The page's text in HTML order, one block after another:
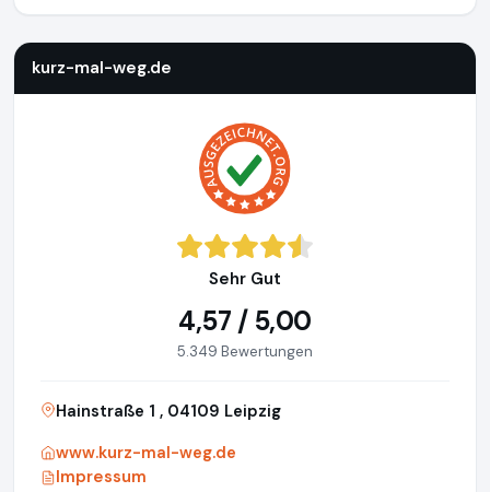
kurz-mal-weg.de
Sehr Gut
4,57 / 5,00
5.349 Bewertungen
Hainstraße 1 , 04109 Leipzig
www.kurz-mal-weg.de
Impressum